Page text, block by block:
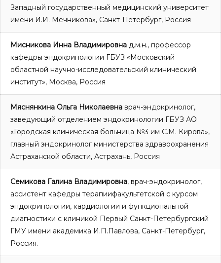
Западный государственный медицинский университет
имени И.И. Мечникова», Санкт-Петербург, Россия
Мисникова Инна Владимировна д.м.н., профессор
кафедры эндокринологии ГБУЗ «Московский
областной научно-исследовательский клинический
институт», Москва, Россия
Мяснянкина Ольга Николаевна врач-эндокринолог,
заведующий отделением эндокринологии ГБУЗ АО
«Городская клиническая больница №3 им С.М. Кирова»,
главный эндокринолог министерства здравоохранения
Астраханской области, Астрахань, Россия
Семикова Галина Владимировна, врач-эндокринолог,
ассистент кафедры терапиифакультетской с курсом
эндокринологии, кардиологии и функциональной
диагностики с клиникой Первый Санкт-Петербургский
ГМУ имени академика И.П.Павлова, Санкт-Петербург,
Россия.